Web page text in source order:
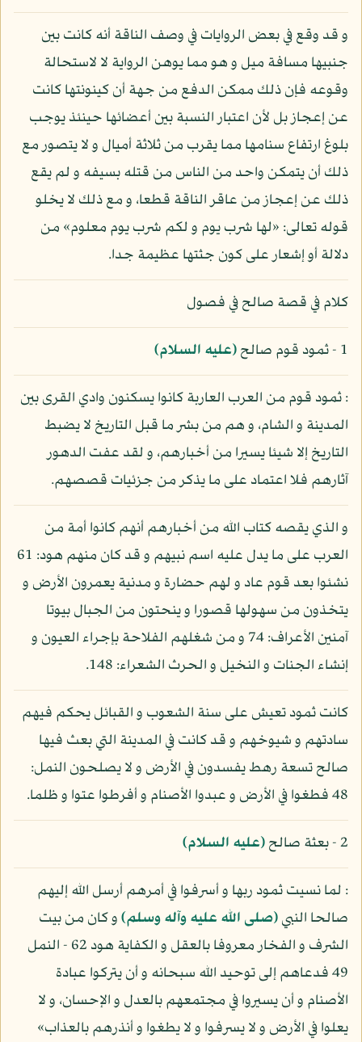
و قد وقع في بعض الروايات في وصف الناقة أنه كانت بين
جنبيها مسافة ميل و هو مما يوهن الرواية لا لاستحالة
وقوعه فإن ذلك ممكن الدفع من جهة أن كينونتها كانت
عن إعجاز بل لأن اعتبار النسبة بين أعضائها حينئذ يوجب
بلوغ ارتفاع سنامها مما يقرب من ثلاثة أميال و لا يتصور مع
ذلك أن يتمكن واحد من الناس من قتله بسيفه و لم يقع
ذلك عن إعجاز من عاقر الناقة قطعا، و مع ذلك لا يخلو
قوله تعالى: «لها شرب يوم و لكم شرب يوم معلوم» من
دلالة أو إشعار على كون جثتها عظيمة جدا.
كلام في قصة صالح في فصول
1 - ثمود قوم صالح (عليه السلام)
: ثمود قوم من العرب العاربة كانوا يسكنون وادي القرى بين
المدينة و الشام، و هم من بشر ما قبل التاريخ لا يضبط
التاريخ إلا شيئا يسيرا من أخبارهم، و لقد عفت الدهور
آثارهم فلا اعتماد على ما يذكر من جزئيات قصصهم.
و الذي يقصه كتاب الله من أخبارهم أنهم كانوا أمة من
العرب على ما يدل عليه اسم نبيهم و قد كان منهم هود: 61
نشئوا بعد قوم عاد و لهم حضارة و مدنية يعمرون الأرض و
يتخذون من سهولها قصورا و ينحتون من الجبال بيوتا
آمنين الأعراف: 74 و من شغلهم الفلاحة بإجراء العيون و
إنشاء الجنات و النخيل و الحرث الشعراء: 148.
كانت ثمود تعيش على سنة الشعوب و القبائل يحكم فيهم
سادتهم و شيوخهم و قد كانت في المدينة التي بعث فيها
صالح تسعة رهط يفسدون في الأرض و لا يصلحون النمل:
48 فطغوا في الأرض و عبدوا الأصنام و أفرطوا عتوا و ظلما.
2 - بعثة صالح (عليه السلام)
: لما نسيت ثمود ربها و أسرفوا في أمرهم أرسل الله إليهم
صالحا النبي(صلى الله عليه وآله وسلم)و كان من بيت
الشرف و الفخار معروفا بالعقل و الكفاية هود 62 - النمل
49 فدعاهم إلى توحيد الله سبحانه و أن يتركوا عبادة
الأصنام و أن يسيروا في مجتمعهم بالعدل و الإحسان، و لا
يعلوا في الأرض و لا يسرفوا و لا يطغوا و أنذرهم بالعذاب»